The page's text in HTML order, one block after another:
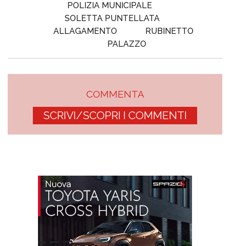
POLIZIA MUNICIPALE
SOLETTA PUNTELLATA
ALLAGAMENTO
RUBINETTO
PALAZZO
COMMENTA
SCRIVI/SCOPRI I COMMENTI